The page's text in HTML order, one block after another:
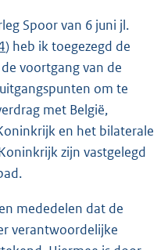
Spoor van 6 juni jl.
) heb ik toegezegd de
voortgang van de
om te
met België,
en het bilaterale
zijn vastgelegd
mededelen dat de
verantwoordelijke